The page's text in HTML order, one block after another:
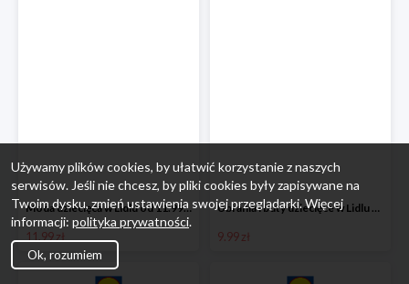
Moda dziecięca w Lidlu od 11.99 zł
11.99 zł
Ubrania i buty dziecięce w Lidlu Online od 9,99 zł
9.99 zł
Używamy plików cookies, by ułatwić korzystanie z naszych
serwisów. Jeśli nie chcesz, by pliki cookies były zapisywane na
Twoim dysku, zmień ustawienia swojej przeglądarki. Więcej
informacji: polityka prywatności.
Ok, rozumiem